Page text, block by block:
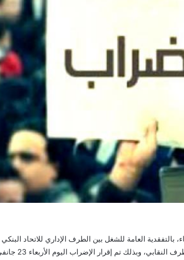
العامة للشغل بين الطرف الإداري للاتحاد البنكي